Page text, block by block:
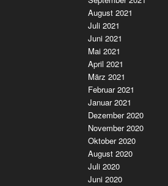
August 2021
Juli 2021
Juni 2021
Mai 2021
April 2021
März 2021
Februar 2021
Januar 2021
Dezember 2020
November 2020
Oktober 2020
August 2020
Juli 2020
Juni 2020